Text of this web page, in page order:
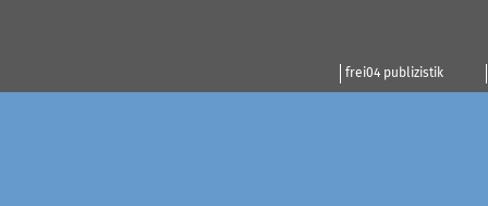
frei04 publizistik